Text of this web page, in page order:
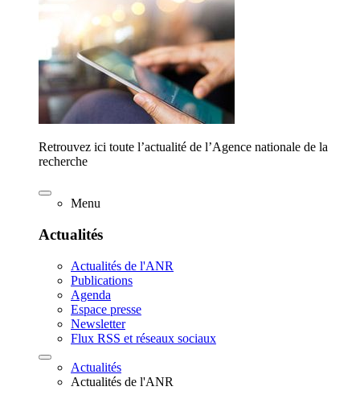
Retrouvez ici toute l’actualité de l’Agence nationale de la
recherche
Menu
Actualités
Actualités de l'ANR
Publications
Agenda
Espace presse
Newsletter
Flux RSS et réseaux sociaux
Actualités
Actualités de l'ANR